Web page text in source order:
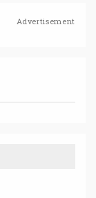
Advertisement